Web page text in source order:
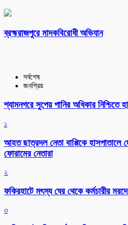
ব্রহ্মরাজপুরে মাদকবিরোধী অভিযান
সর্বশেষ
জনপ্রিয়
শ্যামনগরে সুপেয় পানির অধিকার নিশ্চিতে
১
আহত ছাত্রদল নেতা বাপ্পিকে হাসপাতালে
ফোরামের নেতারা
২
ফকিরহাটে মৎস্য ঘের থেকে কর্মচারীর
৩